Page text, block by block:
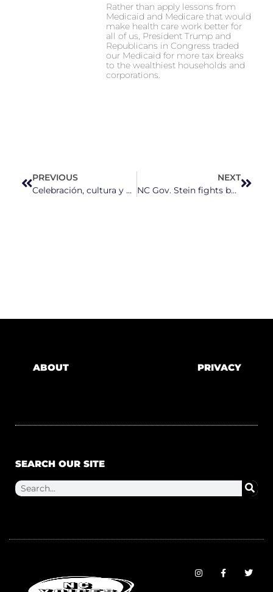
Rather than apply lessons from
Medicaid and Medicare that would
make health care work better for
all of us, President Trump and
Republicans in Congress traded
our Medicaid for more tax breaks
to the wealthiest households and
corporations.
PREVIOUS
Celebración, cultura y unidad: La Fiesta del Pueblo llena Fayetteville Street
NEXT
NC Gov. Stein fights back against looming surge in healthcare costs
ABOUT PRIVACY
SEARCH OUR SITE